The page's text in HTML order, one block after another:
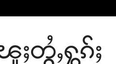
ႈတွႆႇႁွၵ်ႈ